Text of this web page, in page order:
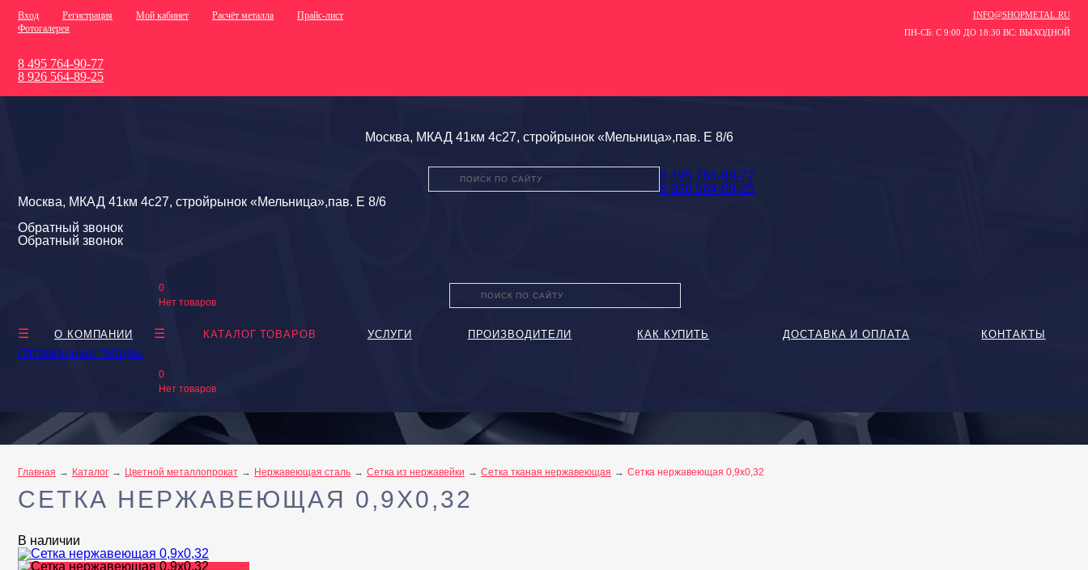
Вход Регистрация Мой кабинет Расчёт металла
Прайс-лист
Фотогалерея
INFO@SHOPMETAL.RU
ПН-СБ: С 9:00 ДО 18:30 ВС: ВЫХОДНОЙ
8 495 764-90-77
8 926 564-89-25
Москва, МКАД 41км 4с27, стройрынок «Мельница»,пав. Е 8/6
8 495 764-90-77
8 926 564-89-25
Москва, МКАД 41км 4с27, стройрынок «Мельница»,пав. Е 8/6
Обратный звонок
Обратный звонок
0
Нет товаров
О КОМПАНИИ КАТАЛОГ ТОВАРОВ УСЛУГИ ПРОИЗВОДИТЕЛИ КАК КУПИТЬ ДОСТАВКА И ОПЛАТА КОНТАКТЫ
Отложенные товары
0
Нет товаров
Главная Каталог Цветной металлопрокат Нержавеющая сталь Сетка из нержавейки Сетка тканая нержавеющая Сетка нержавеющая 0,9x0,32
СЕТКА НЕРЖАВЕЮЩАЯ 0,9X0,32
В наличии